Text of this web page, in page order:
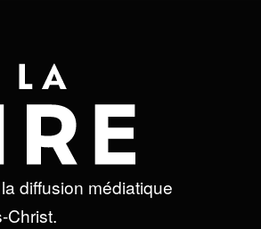
diffusion médiatique
Christ.